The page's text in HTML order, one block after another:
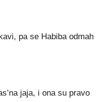
pa se Habiba odmah
jaja, i ona su pravo